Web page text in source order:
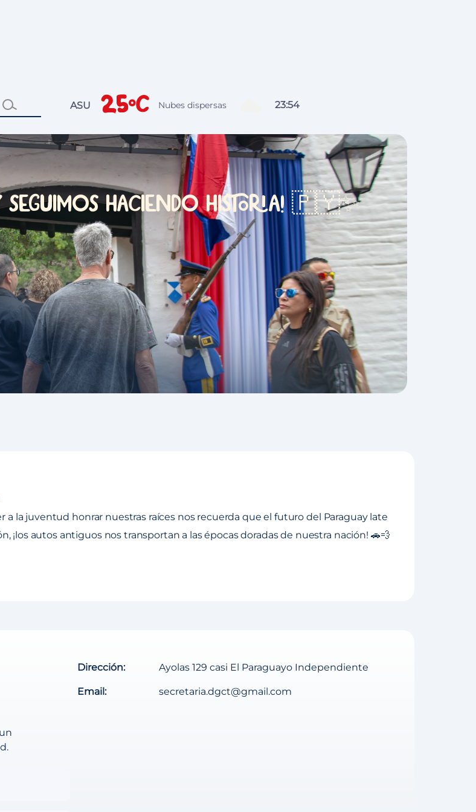
ASU 25°C Nubes dispersas 23:54
seguimos haciendo historia! 🇵🇾✨
a la juventud honrar nuestras raíces nos recuerda que el futuro del Paraguay late
¡los autos antiguos nos transportan a las épocas doradas de nuestra nación! 🚗💨
Dirección: Ayolas 129 casi El Paraguayo Independiente
Email: secretaria.dgct@gmail.com